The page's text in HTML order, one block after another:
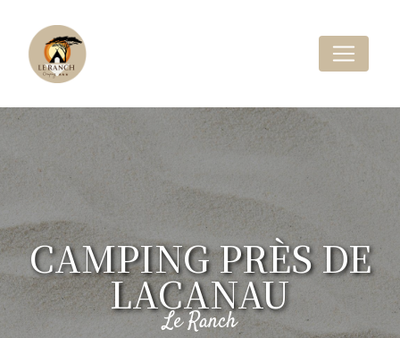
CAMPING PRÈS DE
LACANAU
Le Ranch